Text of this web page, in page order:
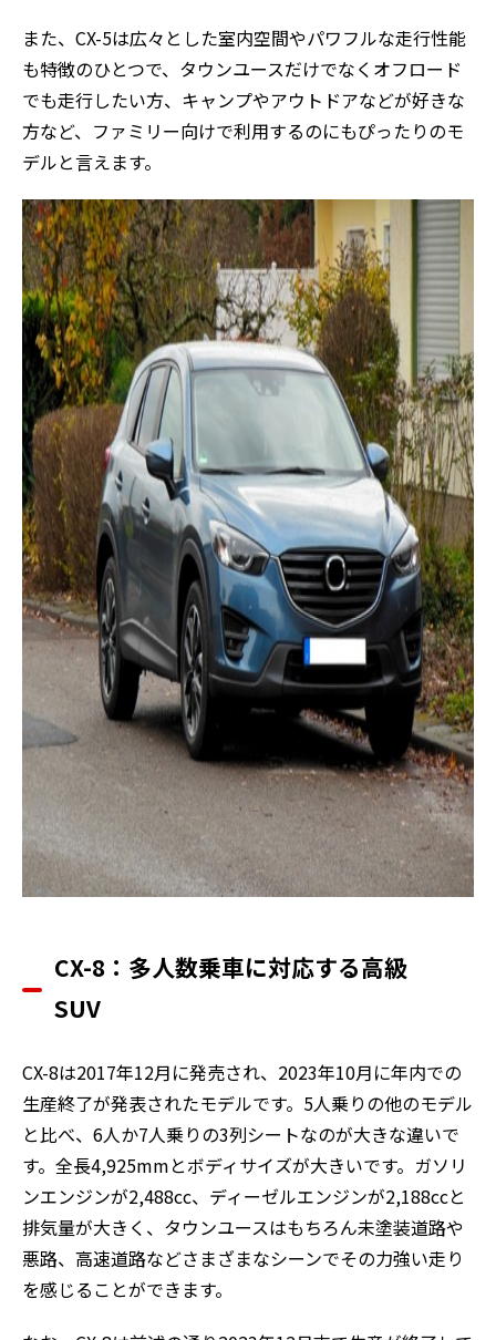
また、CX-5は広々とした室内空間やパワフルな走行性能
も特徴のひとつで、タウンユースだけでなくオフロード
でも走行したい方、キャンプやアウトドアなどが好きな
方など、ファミリー向けで利用するのにもぴったりのモ
デルと言えます。
CX-8：多人数乗車に対応する高級
SUV
CX-8は2017年12月に発売され、2023年10月に年内での
生産終了が発表されたモデルです。5人乗りの他のモデル
と比べ、6人か7人乗りの3列シートなのが大きな違いで
す。全長4,925mmとボディサイズが大きいです。ガソリ
ンエンジンが2,488cc、ディーゼルエンジンが2,188ccと
排気量が大きく、タウンユースはもちろん未塗装道路や
悪路、高速道路などさまざまなシーンでその力強い走り
を感じることができます。